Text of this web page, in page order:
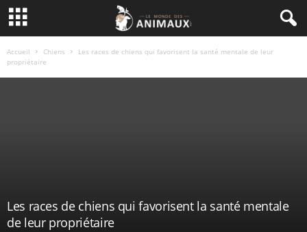
Accueil Chiens
Les races de chiens qui favorisent la santé mentale de leur
propriétaire
Les races de chiens qui favorisent la santé mentale
de leur propriétaire